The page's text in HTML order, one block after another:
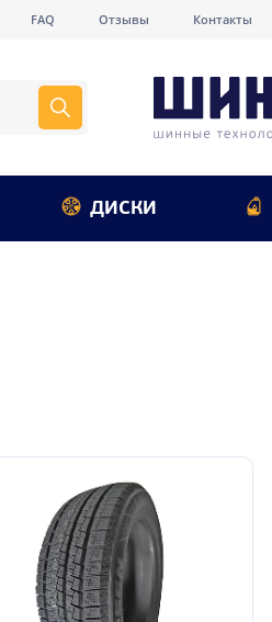
FAQ Отзывы Контакты
ДИСКИ